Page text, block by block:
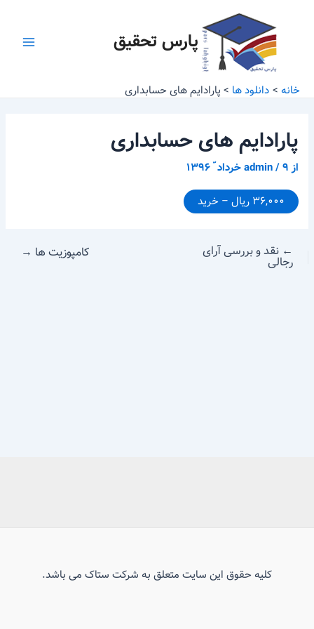
پارس تحقیق
خانه دانلود ها پارادایم های حسابداری
پارادایم های حسابداری
از admin/۹ خرداد ّ ۱۳۹۶
۳۶,۰۰۰ ریال – خرید
← نقد و بررسی آرای
رجالی
کامپوزیت ها →
کلیه حقوق این سایت متعلق به شرکت ستاک می باشد.